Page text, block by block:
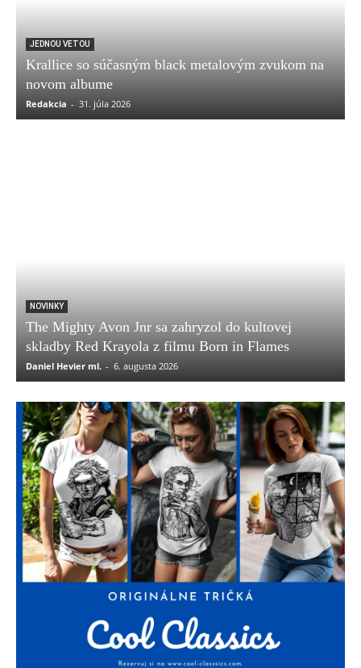
JEDNOU VETOU
Krallice so súčasným black metalovým zvukom na
novom albume
Redakcia - 31. júla 2026
NOVINKY
The Mighty Avon Jnr sa zahryzol do kultovej
skladby Red Krayola z filmu Born in Flames
Daniel Hevier ml. - 6. augusta 2026